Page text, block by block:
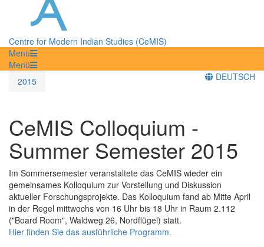
Centre for Modern Indian Studies (CeMIS)
Menü
Menü
2015
DEUTSCH
CeMIS Colloquium -
Summer Semester 2015
Im Sommersemester veranstaltete das CeMIS wieder ein
gemeinsames Kolloquium zur Vorstellung und Diskussion
aktueller Forschungsprojekte. Das Kolloquium fand ab Mitte April
in der Regel mittwochs von 16 Uhr bis 18 Uhr in Raum 2.112
("Board Room", Waldweg 26, Nordflügel) statt.
Hier finden Sie das ausführliche Programm.